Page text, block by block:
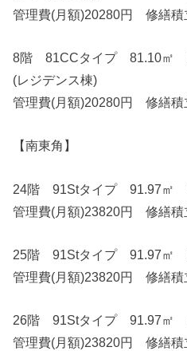
管理費(月額)20280円 修繕積
8階 81CCタイプ 81.10㎡
(レジデンス棟)
管理費(月額)20280円 修繕積
【南東角】
24階 91Stタイプ 91.97㎡
管理費(月額)23820円 修繕積
25階 91Stタイプ 91.97㎡
管理費(月額)23820円 修繕積
26階 91Stタイプ 91.97㎡
管理費(月額)23820円 修繕積